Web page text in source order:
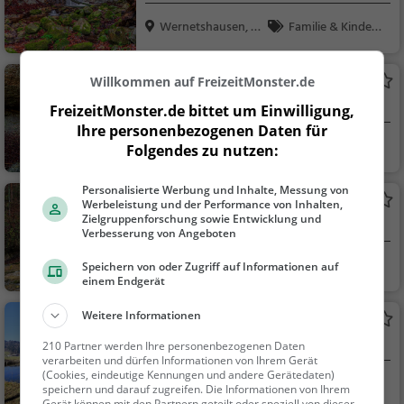
Wernetshausen, S
chwe...
Familie & Kinder,
Natur, Sehenswürdig
Ringwilerbach-Wasserfall
Wasserfall in Hinwil
Hinwil, Schweiz
keit
Grosser Giessen
Wasserfall in Adetswil
Adetswil, Schweiz
Familie & Kinder,
Wissenbach-Wasserfall I
Wasserfall in Bauma
Bauma, Schweiz
Familie & Kinder,
Willkommen auf FreizeitMonster.de
FreizeitMonster.de bittet um Einwilligung,
Ihre personenbezogenen Daten für
Folgendes zu nutzen:
Personalisierte Werbung und Inhalte, Messung von
Werbeleistung und der Performance von Inhalten,
Zielgruppenforschung sowie Entwicklung und
Verbesserung von Angeboten
Speichern von oder Zugriff auf Informationen auf
einem Endgerät
Weitere Informationen
210 Partner werden Ihre personenbezogenen Daten
verarbeiten und dürfen Informationen von Ihrem Gerät
(Cookies, eindeutige Kennungen und andere Gerätedaten)
speichern und darauf zugreifen. Die Informationen von Ihrem